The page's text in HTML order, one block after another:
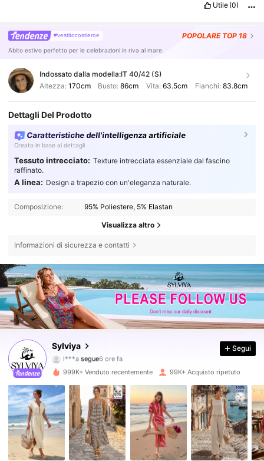
Utile (0)
#vestitocostieroe POPOLARE TOP 18
Abito estivo perfetto per le celebrazioni in riva al mare.
Indossato dalla modella:IT 40/42 (S)
Altezza: 170cm Busto:86cm Vita: 63.5cm Fianchi: 83.8cm
Dettagli Del Prodotto
Caratteristiche dell'intelligenza artificiale
Creato in base ai dettagli
Tessuto intrecciato: Texture intrecciata essenziale dal fascino
raffinato.
A linea: Design a trapezio con un'eleganza naturale.
Composizione: 95% Poliestere, 5% Elastan
Visualizza altro
Informazioni di sicurezza e contatti
Sylviya
4.63 47K Follower
l***asegue
n***9sta navigando
4.63
4.63 47K Follower
4.63 47K Follower
Segui
999K+ Venduto recentemente 99K+ Acquisto ripetuto